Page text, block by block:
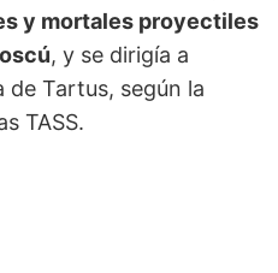
y mortales proyectiles
, y se dirigía a
de Tartus, según la
TASS.